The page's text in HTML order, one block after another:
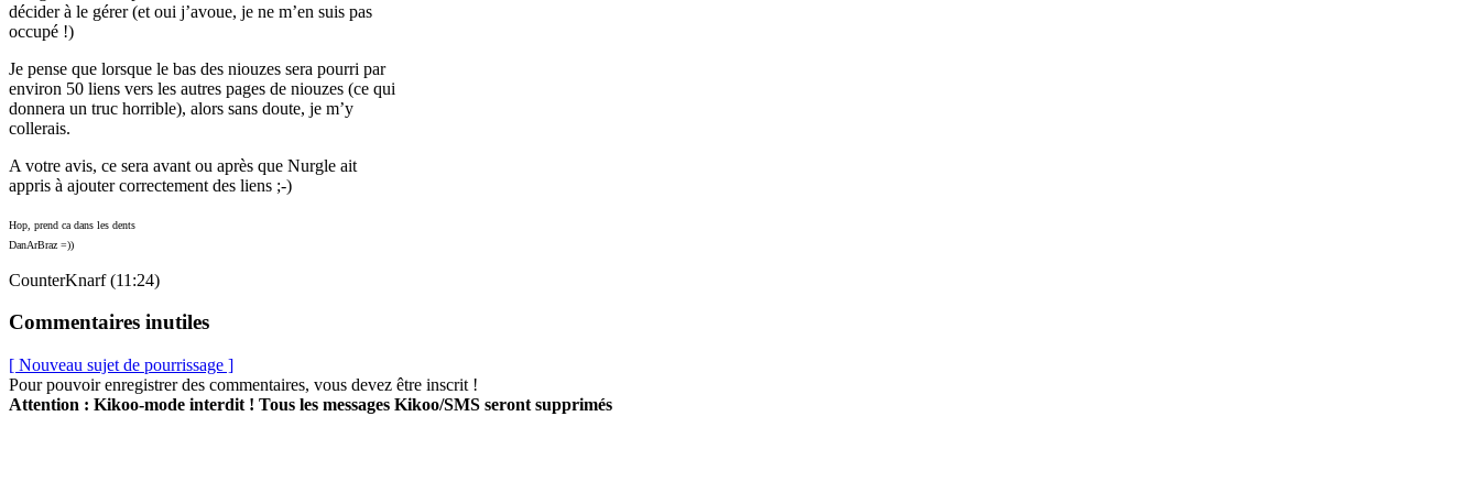
décider à le gérer (et oui j’avoue, je ne m’en suis pas
occupé !)
Je pense que lorsque le bas des niouzes sera pourri par
environ 50 liens vers les autres pages de niouzes (ce qui
donnera un truc horrible), alors sans doute, je m’y
collerais.
A votre avis, ce sera avant ou après que Nurgle ait
appris à ajouter correctement des liens ;-)
Hop, prend ca dans les dents
DanArBraz =))
CounterKnarf (11:24)
Commentaires inutiles
[ Nouveau sujet de pourrissage ]
Pour pouvoir enregistrer des commentaires, vous devez être inscrit !
Attention : Kikoo-mode interdit ! Tous les messages Kikoo/SMS seront supprimés